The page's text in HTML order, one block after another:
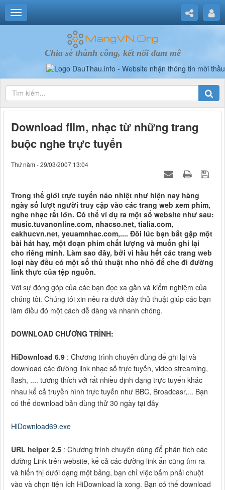
Chia sẻ thành công, kết nối đam mê
Download film, nhạc từ những trang
buộc nghe trực tuyến
Thứ năm - 29/03/2007 13:04
Trong thế giới trực tuyến náo nhiệt như hiện nay hàng
ngày số lượt người truy cập vào các trang web xem phim,
nghe nhạc rất lớn. Có thể ví dụ ra một số website như sau:
music.tuvanonline.com, nhacso.net, tialia.com,
cakhucvn.net, yeuamnhac.com,.... Đôi lúc bạn bắt gặp một
bài hát hay, một đoạn phim chất lượng và muốn ghi lại
cho riêng mình. Làm sao đây, bởi vì hầu hết các trang web
loại này đều có một số thủ thuật nho nhỏ để che đi đường
link thực của tệp nguồn.
Với sự đóng góp của các bạn đọc xa gần và kiểm nghiệm của
chúng tôi. Chúng tôi xin nêu ra dưới đây thủ thuật giúp các bạn
làm điều đó một cách dễ dàng và nhanh chóng.
DOWNLOAD CHƯƠNG TRÌNH:
HiDownload 6.9 : Chương trình chuyên dùng để ghi lại và
download các đường link nhạc số trực tuyến, video streaming,
flash, .... tương thích với rất nhiều định dạng trực tuyến khác
nhau kể cả truyền hình trực tuyến như BBC, Broadcasr,... Bạn
có thể download bản dùng thử 30 ngày tại đây
HiDownload69.exe
URL helper 2.5 : Chương trình chuyên dùng để phân tích các
đường Link trên website, kể cả các đường link ẩn cũng tìm ra
và hiển thị dưới dạng một bảng, bạn chỉ việc bấm phải chuột
vào và chọn tiện ích HiDownload là xong. Bạn có thể download